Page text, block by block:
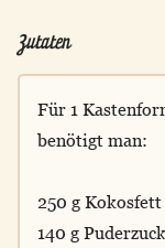
Zutaten
Für 1
benötigt man:
250 g Kokosfett
140 g